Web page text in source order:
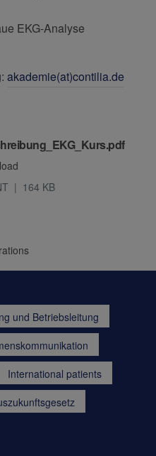
EKG-Analyse
akademie(at)contilia.de
164 KB
und Betriebsleitung
International patients